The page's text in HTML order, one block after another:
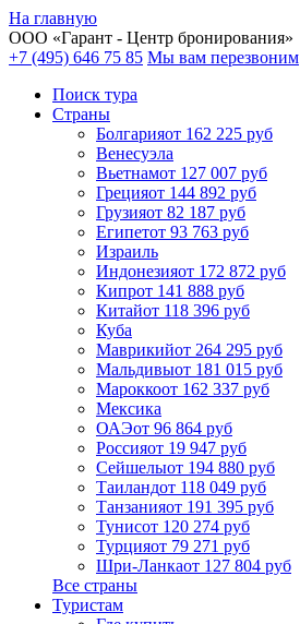
На главную
ООО «Гарант - Центр бронирования»
+7 (495) 646 75 85 Мы вам перезвоним
Поиск тура
Cтраны
Болгарияот 162 225 руб
Венесуэла
Вьетнамот 127 007 руб
Грецияот 144 892 руб
Грузияот 82 187 руб
Египетот 93 763 руб
Израиль
Индонезияот 172 872 руб
Кипрот 141 888 руб
Китайот 118 396 руб
Куба
Маврикийот 264 295 руб
Мальдивыот 181 015 руб
Мароккоот 162 337 руб
Мексика
ОАЭот 96 864 руб
Россияот 19 947 руб
Сейшелыот 194 880 руб
Таиландот 118 049 руб
Танзанияот 191 395 руб
Тунисот 120 274 руб
Турцияот 79 271 руб
Шри-Ланкаот 127 804 руб
Все страны
Туристам